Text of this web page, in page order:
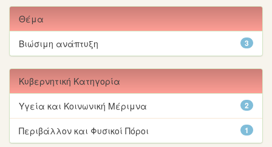
Θέμα
3
Βιώσιμη ανάπτυξη
Κυβερνητική Κατηγορία
2
Υγεία και Κοινωνική Μέριμνα
1
Περιβάλλον και Φυσικοί Πόροι